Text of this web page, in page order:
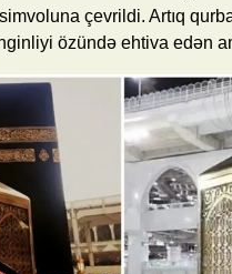
çevrildi. Artıq
özündə ehtiva edən